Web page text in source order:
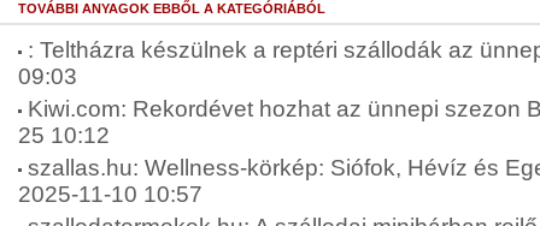
TOVÁBBI ANYAGOK EBBŐL A KATEGÓRIÁBÓL
: Teltházra készülnek a reptéri szállodák az
09:03
Kiwi.com: Rekordévet hozhat az ünnepi szezon
25 10:12
szallas.hu: Wellness-körkép: Siófok, Hévíz és
2025-11-10 10:57